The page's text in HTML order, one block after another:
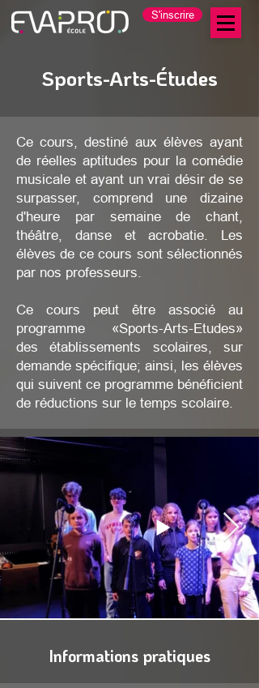
S'inscrire
Sports-Arts-Études
Ce cours, destiné aux élèves ayant
de réelles aptitudes pour la comédie
musicale et ayant un vrai désir de se
surpasser, comprend une dizaine
d'heure par semaine de chant,
théâtre, danse et acrobatie. Les
élèves de ce cours sont sélectionnés
par nos professeurs.
Ce cours peut être associé au
programme «Sports-Arts-Etudes»
des établissements scolaires, sur
demande spécifique; ainsi, les élèves
qui suivent ce programme bénéficient
de réductions sur le temps scolaire.
Informations pratiques